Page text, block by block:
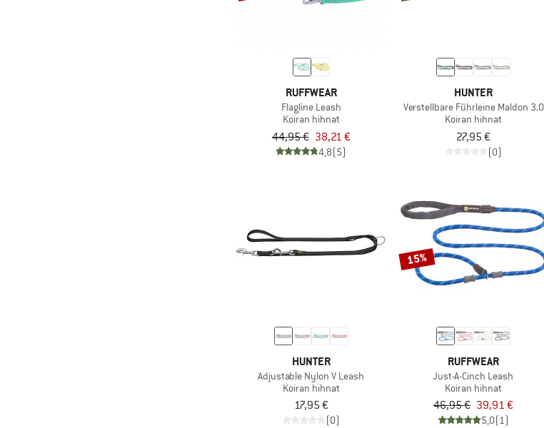
RUFFWEAR
Flagline Leash
Koiran hihnat
44,95 € 38,21 €
4,8(5)
HUNTER
Verstellbare Führleine Maldon 3.0
Koiran hihnat
27,95 €
(0)
HUNTER
Adjustable Nylon V Leash
Koiran hihnat
17,95 €
(0)
15%
RUFFWEAR
Just-A-Cinch Leash
Koiran hihnat
46,95 € 39,91 €
5,0(1)